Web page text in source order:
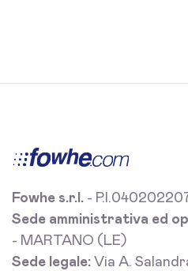
Fowhe s.r.l. -
Sede amministrativa ed
- MARTANO (LE)
Sede legale: Via A.